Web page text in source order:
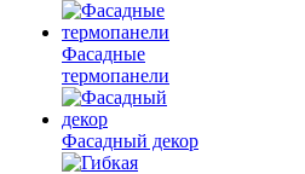
Фасадные
термопанели
Фасадный декор